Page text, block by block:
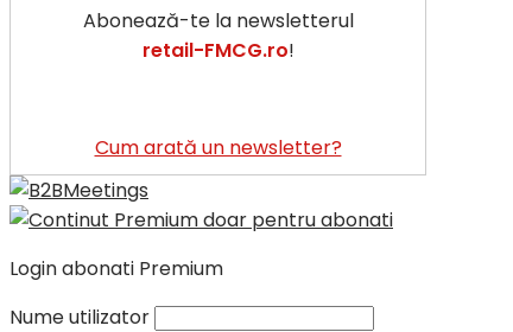
Abonează-te la newsletterul
retail-FMCG.ro!
Cum arată un newsletter?
Login abonati Premium
Nume utilizator